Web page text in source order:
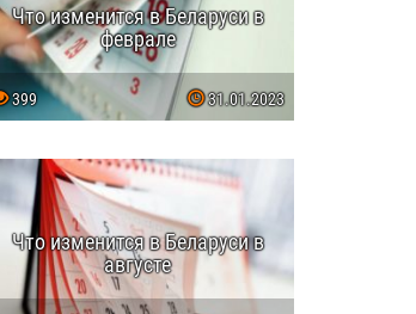
Что изменится в Беларуси в
феврале
399 31.01.2023
Что изменится в Беларуси в
августе